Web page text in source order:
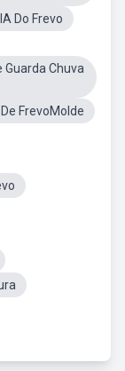
Do Frevo
Guarda Chuva
FrevoMolde